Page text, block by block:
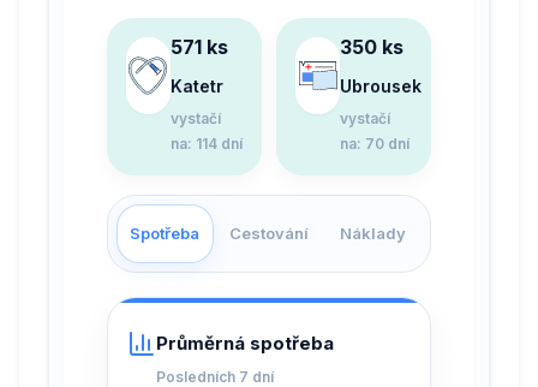
571 ks
Katetr
vystačí
na: 114 dní
350 ks
Ubrousek
vystačí
na: 70 dní
Spotřeba Cestování Náklady
Průměrná spotřeba
Posledních 7 dní